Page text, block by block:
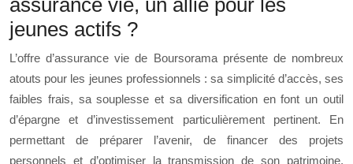
assurance vie, un allié pour les
jeunes actifs ?
L’offre d’assurance vie de Boursorama présente de nombreux
atouts pour les jeunes professionnels : sa simplicité d’accès, ses
faibles frais, sa souplesse et sa diversification en font un outil
d’épargne et d’investissement particulièrement pertinent. En
permettant de préparer l’avenir, de financer des projets
personnels et d’optimiser la transmission de son patrimoine,